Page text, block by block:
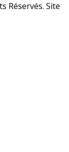
Réservés. Site